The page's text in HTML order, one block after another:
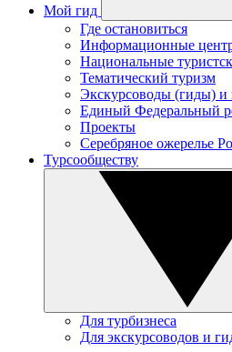
Мой гид
Где остановиться
Информационные
Национальные
Тематический туризм
Экскурсоводы (гиды) и
Единый Федеральный
Проекты
Серебряное ожерелье
Турсообществу
Для турбизнеса
Для экскурсоводов и